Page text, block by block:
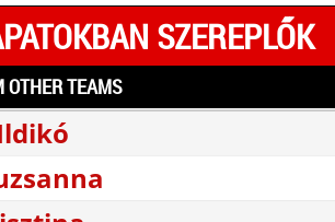
SZEREPLŐK
OTHER TEAMS